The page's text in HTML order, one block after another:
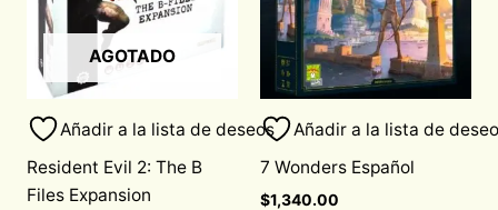
AGOTADO
Añadir a la lista de deseos
Resident Evil 2: The B
Files Expansion
Añadir a la lista de
7 Wonders Español
$1,340.00